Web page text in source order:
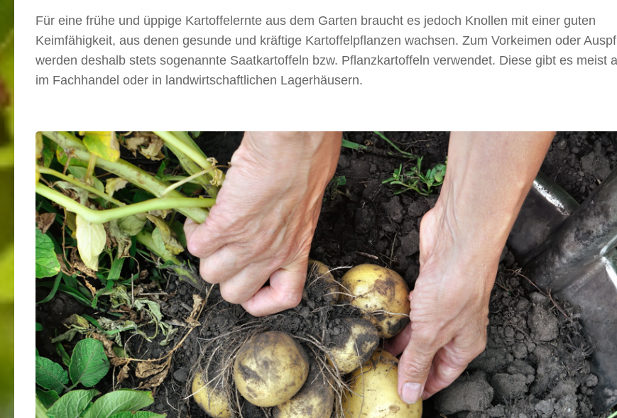
Für eine frühe und üppige Kartoffelernte aus dem Garten braucht es jedoch Knollen mit einer guten
Keimfähigkeit, aus denen gesunde und kräftige Kartoffelpflanzen wachsen. Zum Vorkeimen oder
werden deshalb stets sogenannte Saatkartoffeln bzw. Pflanzkartoffeln verwendet. Diese gibt es meist
im Fachhandel oder in landwirtschaftlichen Lagerhäusern.